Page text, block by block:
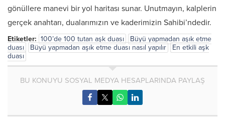
gönüllere manevi bir yol haritası sunar. Unutmayın, kalplerin
gerçek anahtarı, dualarımızın ve kaderimizin Sahibi’ndedir.
Etiketler: 100’de 100 tutan aşk duası
Büyü yapmadan aşık etme
duası
Büyü yapmadan aşık etme duası nasıl yapılır
En etkili aşk
duası
BU KONUYU SOSYAL MEDYA HESAPLARINDA PAYLAŞ